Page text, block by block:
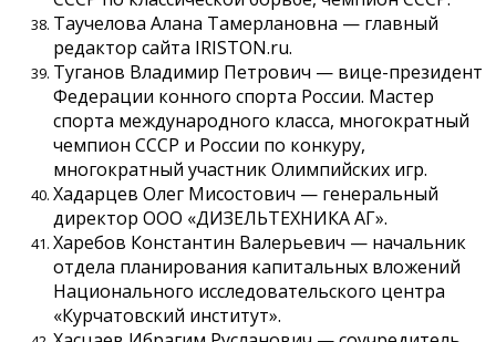
Таучелова Алана Тамерлановна — главный
редактор сайта IRISTON.ru.
Туганов Владимир Петрович — вице-президент
Федерации конного спорта России. Мастер
спорта международного класса, многократный
чемпион СССР и России по конкуру,
многократный участник Олимпийских игр.
Хадарцев Олег Мисостович — генеральный
директор ООО «ДИЗЕЛЬТЕХНИКА АГ».
Харебов Константин Валерьевич — начальник
отдела планирования капитальных вложений
Национального исследовательского центра
«Курчатовский институт».